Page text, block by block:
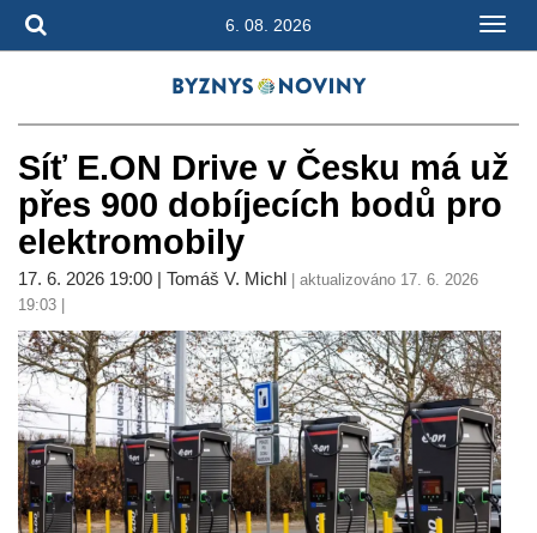
6. 08. 2026
Síť E.ON Drive v Česku má už
přes 900 dobíjecích bodů pro
elektromobily
17. 6. 2026 19:00 | Tomáš V. Michl | aktualizováno 17. 6. 2026
19:03 |